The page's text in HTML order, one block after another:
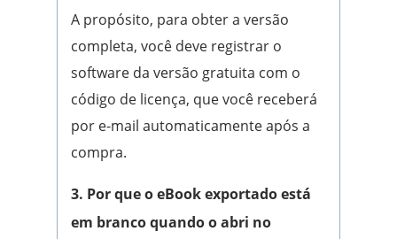
A propósito, para obter a versão
completa, você deve registrar o
software da versão gratuita com o
código de licença, que você receberá
por e-mail automaticamente após a
compra.
3. Por que o eBook exportado está
em branco quando o abri no